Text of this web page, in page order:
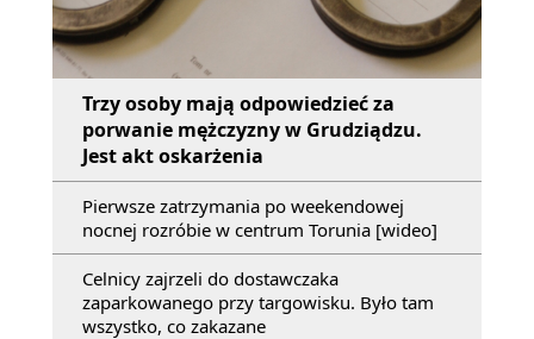
Trzy osoby mają odpowiedzieć za
porwanie mężczyzny w Grudziądzu.
Jest akt oskarżenia
Pierwsze zatrzymania po weekendowej
nocnej rozróbie w centrum Torunia [wideo]
Celnicy zajrzeli do dostawczaka
zaparkowanego przy targowisku. Było tam
wszystko, co zakazane